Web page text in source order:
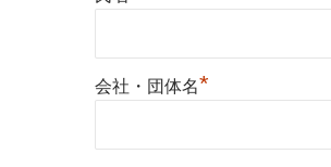
会社・団体名*